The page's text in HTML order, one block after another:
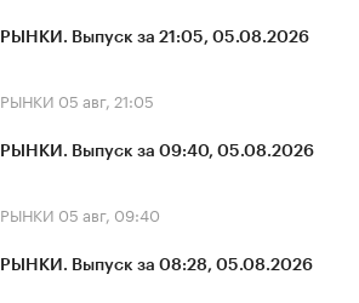
РЫНКИ. Выпуск за 21:05, 05.08.2026
РЫНКИ 05 авг, 21:05
РЫНКИ. Выпуск за 09:40, 05.08.2026
РЫНКИ 05 авг, 09:40
РЫНКИ. Выпуск за 08:28, 05.08.2026